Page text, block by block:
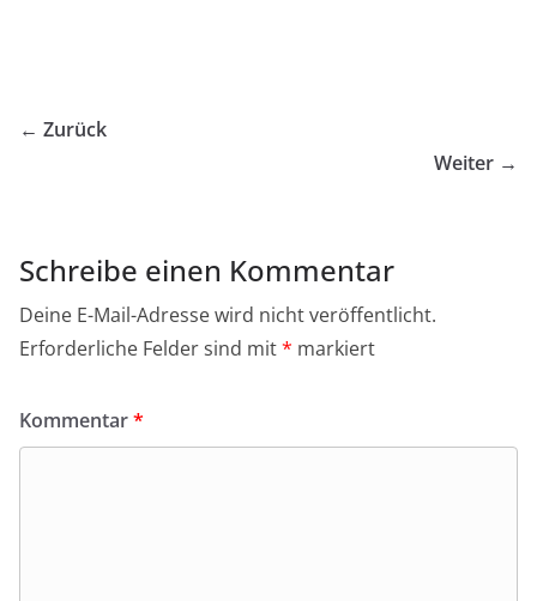
← Zurück
Weiter →
Schreibe einen Kommentar
Deine E-Mail-Adresse wird nicht veröffentlicht.
Erforderliche Felder sind mit* markiert
Kommentar*